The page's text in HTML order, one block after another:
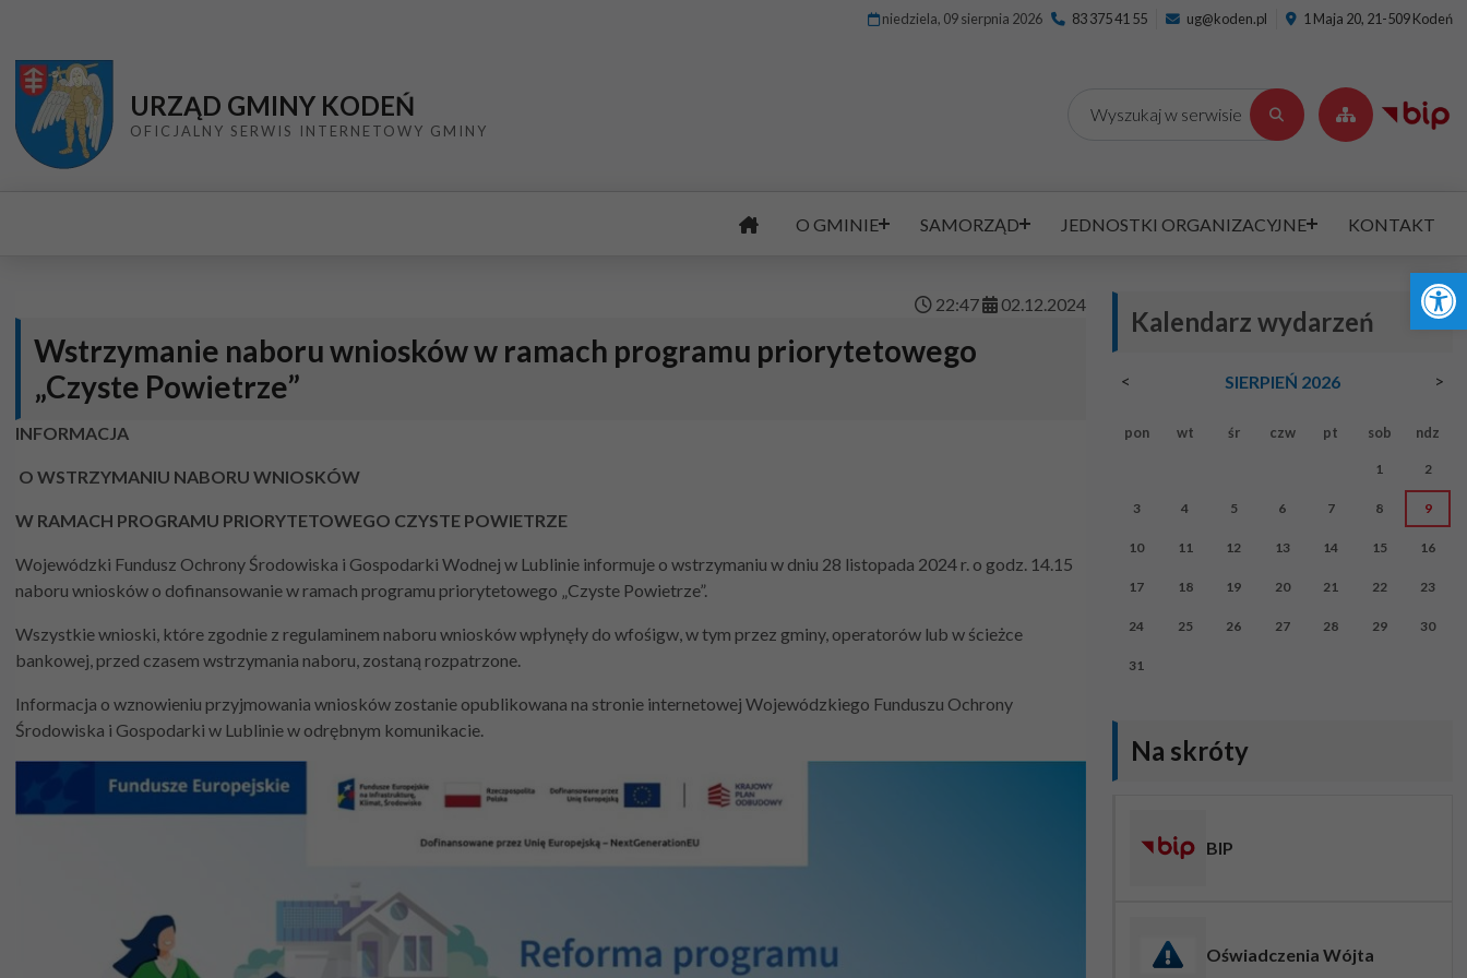
niedziela, 09 sierpnia 2026 83 375 41 55 ug@koden.pl 1 Maja 20, 21-509 Kodeń
URZĄD GMINY KODEŃ
OFICJALNY SERWIS INTERNETOWY GMINY
O GMINIE SAMORZĄD JEDNOSTKI ORGANIZACYJNE KONTAKT
22:47 02.12.2024
Wstrzymanie naboru wniosków w ramach programu priorytetowego
„Czyste Powietrze”
INFORMACJA
O WSTRZYMANIU NABORU WNIOSKÓW
W RAMACH PROGRAMU PRIORYTETOWEGO CZYSTE POWIETRZE
Wojewódzki Fundusz Ochrony Środowiska i Gospodarki Wodnej w Lublinie informuje o wstrzymaniu w dniu 28 listopada 2024 r. o godz. 14.15
naboru wniosków o dofinansowanie w ramach programu priorytetowego „Czyste Powietrze”.
Wszystkie wnioski, które zgodnie z regulaminem naboru wniosków wpłynęły do wfośigw, w tym przez gminy, operatorów lub w ścieżce
bankowej, przed czasem wstrzymania naboru, zostaną rozpatrzone.
Informacja o wznowieniu przyjmowania wniosków zostanie opublikowana na stronie internetowej Wojewódzkiego Funduszu Ochrony
Środowiska i Gospodarki w Lublinie w odrębnym komunikacie.
Kalendarz wydarzeń
SIERPIEŃ 2026
pon wt śr czw pt sob ndz
1 2
3 4 5 6 7 8 9
10 11 12 13 14 15 16
17 18 19 20 21 22 23
24 25 26 27 28 29 30
31
< >
Na skróty
BIP
Oświadczenia Wójta